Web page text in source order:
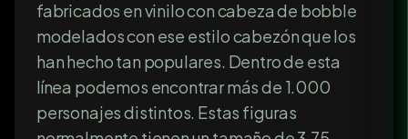
fabricados en vinilo con cabeza de bobble
modelados con ese estilo cabezón que los
han hecho tan populares. Dentro de esta
línea podemos encontrar más de 1.000
personajes distintos. Estas figuras